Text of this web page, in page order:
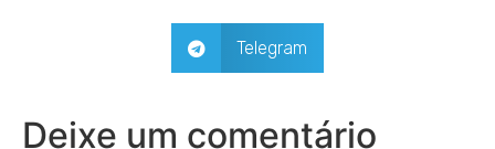
Telegram
Deixe um comentário